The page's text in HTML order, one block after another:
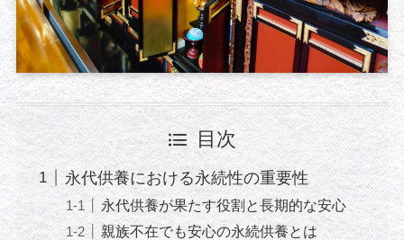
目次
永代供養における永続性の重要性
永代供養が果たす役割と長期的な安心
親族不在でも安心の永続供養とは